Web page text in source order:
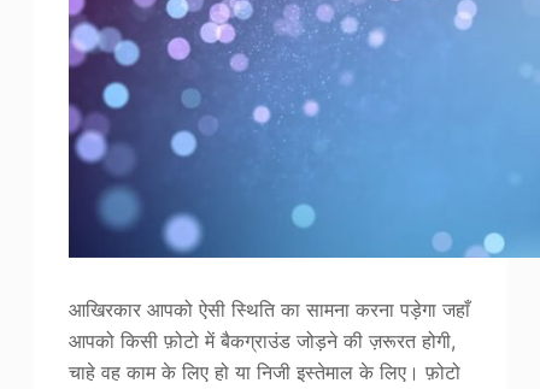
आखिरकार आपको ऐसी स्थिति का सामना करना पड़ेगा जहाँ
आपको किसी फ़ोटो में बैकग्राउंड जोड़ने की ज़रूरत होगी,
चाहे वह काम के लिए हो या निजी इस्तेमाल के लिए। फ़ोटो